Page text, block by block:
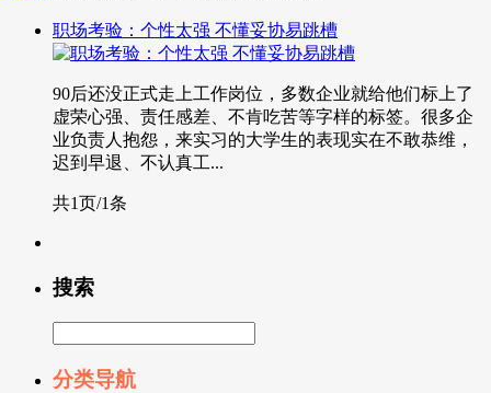
职场考验：个性太强 不懂妥协易跳槽
90后还没正式走上工作岗位，多数企业就给他们标上了
虚荣心强、责任感差、不肯吃苦等字样的标签。很多企
业负责人抱怨，来实习的大学生的表现实在不敢恭维，
迟到早退、不认真工...
共1页/1条
搜索
分类导航